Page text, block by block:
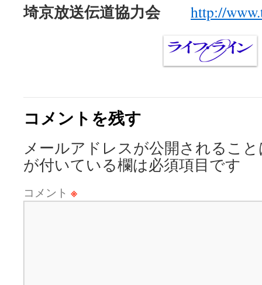
埼京放送伝道協力会 http://
コメントを残す
メールアドレスが公開されるこ
が付いている欄は必須項目です
コメント ※